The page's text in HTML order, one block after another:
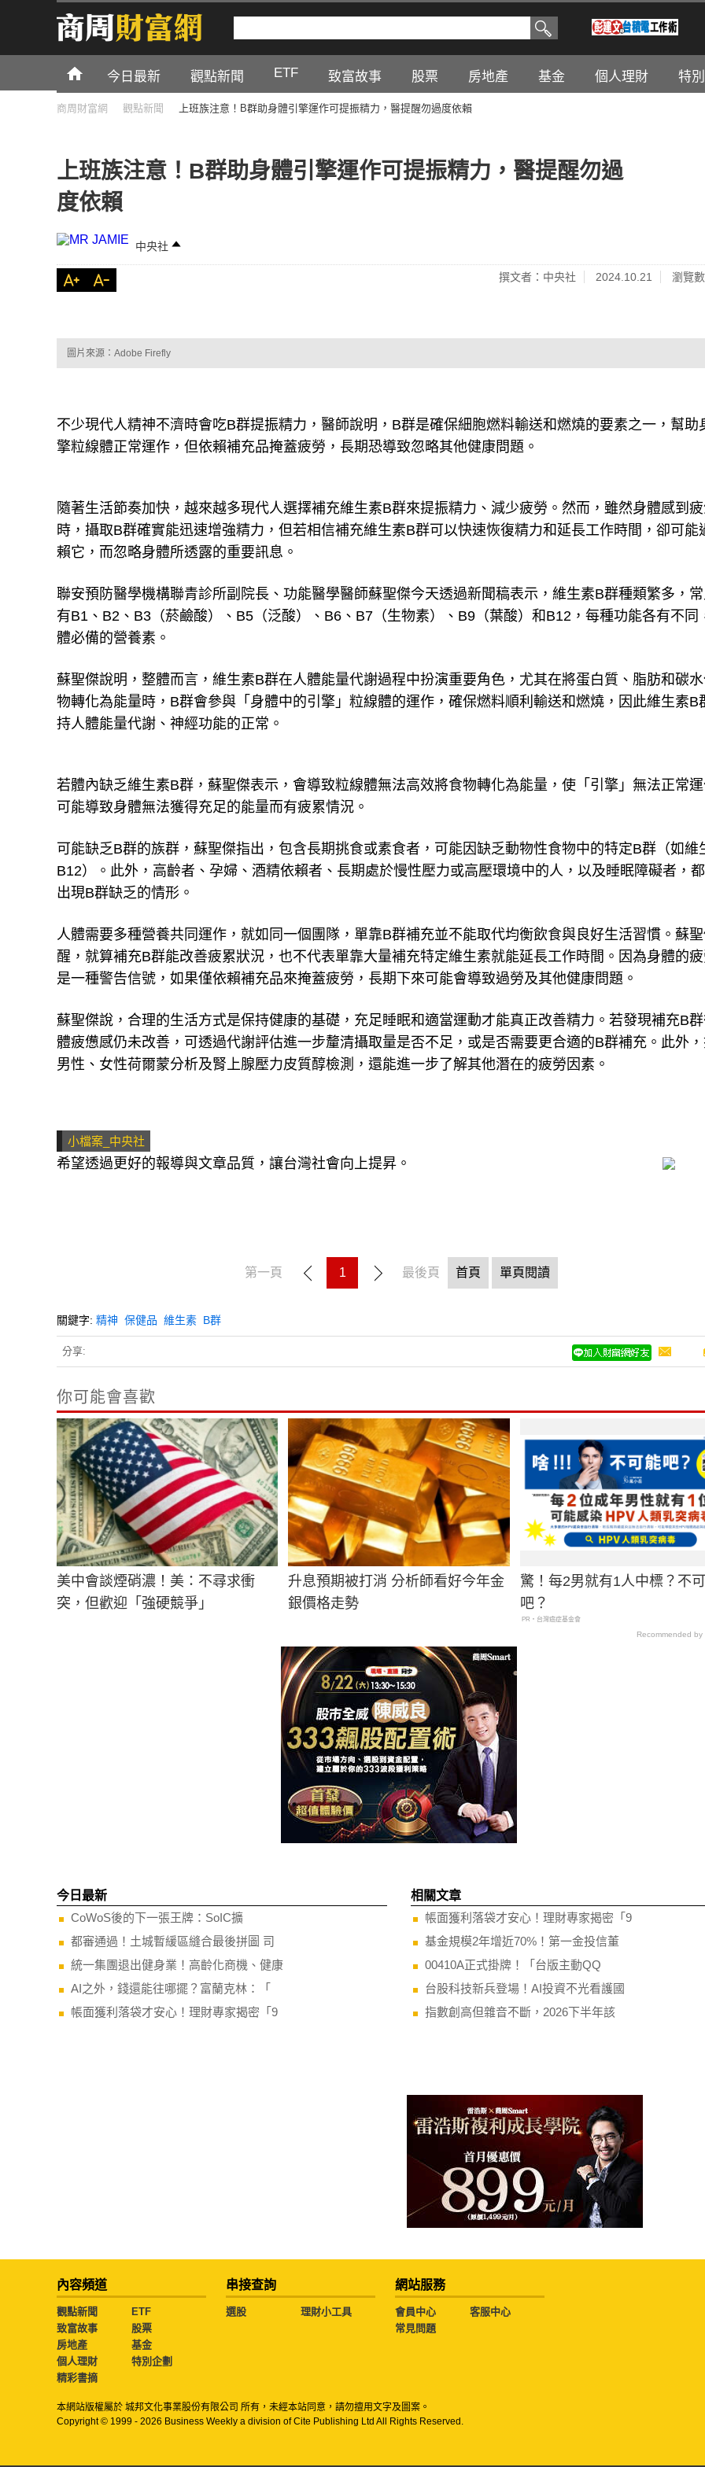
今日最新 觀點新聞 ETF 致富故事 股票 房地產 基金 個人理財 特
商周財富網 觀點新聞 上班族注意！B群助身體引擎運作可提振精力，醫提醒勿過度依賴
上班族注意！B群助身體引擎運作可提振精力，醫提醒勿過
度依賴
中央社
撰文者：中央社 2024.10.21 瀏覽
圖片來源：Adobe Firefly
不少現代人精神不濟時會吃B群提振精力，醫師說明，B群是確保細胞燃料輸送和燃燒的要素之一，幫助
擎粒線體正常運作，但依賴補充品掩蓋疲勞，長期恐導致忽略其他健康問題。
隨著生活節奏加快，越來越多現代人選擇補充維生素B群來提振精力、減少疲勞。然而，雖然身體感到
時，攝取B群確實能迅速增強精力，但若相信補充維生素B群可以快速恢復精力和延長工作時間，卻可能
賴它，而忽略身體所透露的重要訊息。
聯安預防醫學機構聯青診所副院長、功能醫學醫師蘇聖傑今天透過新聞稿表示，維生素B群種類繁多，
有B1、B2、B3（菸鹼酸）、B5（泛酸）、B6、B7（生物素）、B9（葉酸）和B12，每種功能各有不同
體必備的營養素。
蘇聖傑說明，整體而言，維生素B群在人體能量代謝過程中扮演重要角色，尤其在將蛋白質、脂肪和碳
物轉化為能量時，B群會參與「身體中的引擎」粒線體的運作，確保燃料順利輸送和燃燒，因此維生素B
持人體能量代謝、神經功能的正常。
若體內缺乏維生素B群，蘇聖傑表示，會導致粒線體無法高效將食物轉化為能量，使「引擎」無法正常
可能導致身體無法獲得充足的能量而有疲累情況。
可能缺乏B群的族群，蘇聖傑指出，包含長期挑食或素食者，可能因缺乏動物性食物中的特定B群（如維
B12）。此外，高齡者、孕婦、酒精依賴者、長期處於慢性壓力或高壓環境中的人，以及睡眠障礙者，
出現B群缺乏的情形。
人體需要多種營養共同運作，就如同一個團隊，單靠B群補充並不能取代均衡飲食與良好生活習慣。蘇
醒，就算補充B群能改善疲累狀況，也不代表單靠大量補充特定維生素就能延長工作時間。因為身體的
是一種警告信號，如果僅依賴補充品來掩蓋疲勞，長期下來可能會導致過勞及其他健康問題。
蘇聖傑說，合理的生活方式是保持健康的基礎，充足睡眠和適當運動才能真正改善精力。若發現補充B
體疲憊感仍未改善，可透過代謝評估進一步釐清攝取量是否不足，或是否需要更合適的B群補充。此外
男性、女性荷爾蒙分析及腎上腺壓力皮質醇檢測，還能進一步了解其他潛在的疲勞因素。
小檔案_中央社
希望透過更好的報導與文章品質，讓台灣社會向上提昇。
第一頁 1 最後頁 首頁 單頁閱讀
關鍵字: 精神 保健品 維生素 B群
分享:
你可能會喜歡
美中會談煙硝濃！美：不尋求衝
突，但歡迎「強硬競爭」
升息預期被打消 分析師看好今年金
銀價格走勢
驚！每2男就有1人中標？不
吧？
PR・台灣癌症基金會
Recommended by
今日最新
CoWoS後的下一張王牌：SoIC擴
都審通過！土城暫緩區縫合最後拼圖 司
統一集團退出健身業！高齡化商機、健康
AI之外，錢還能往哪擺？富蘭克林：「
帳面獲利落袋才安心！理財專家揭密「9
相關文章
帳面獲利落袋才安心！理財專家揭密「9
基金規模2年增近70%！第一金投信董
00410A正式掛牌！「台版主動QQ
台股科技新兵登場！AI投資不光看護國
指數創高但雜音不斷，2026下半年該
內容頻道
觀點新聞
ETF
致富故事
股票
房地產
基金
個人理財
特別企劃
精彩書摘
串接查詢
選股 理財小工具
網站服務
會員中心
客服中心
常見問題
本網站版權屬於 城邦文化事業股份有限公司 所有，未經本站同意，請勿擅用文字及圖案。
Copyright © 1999 - 2026 Business Weekly a division of Cite Publishing Ltd All Rights Reserved.